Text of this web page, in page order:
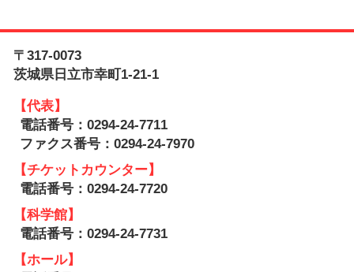
〒317-0073
茨城県日立市幸町1-21-1
【代表】
電話番号：0294-24-7711
ファクス番号：0294-24-7970
【チケットカウンター】
電話番号：0294-24-7720
【科学館】
電話番号：0294-24-7731
【ホール】